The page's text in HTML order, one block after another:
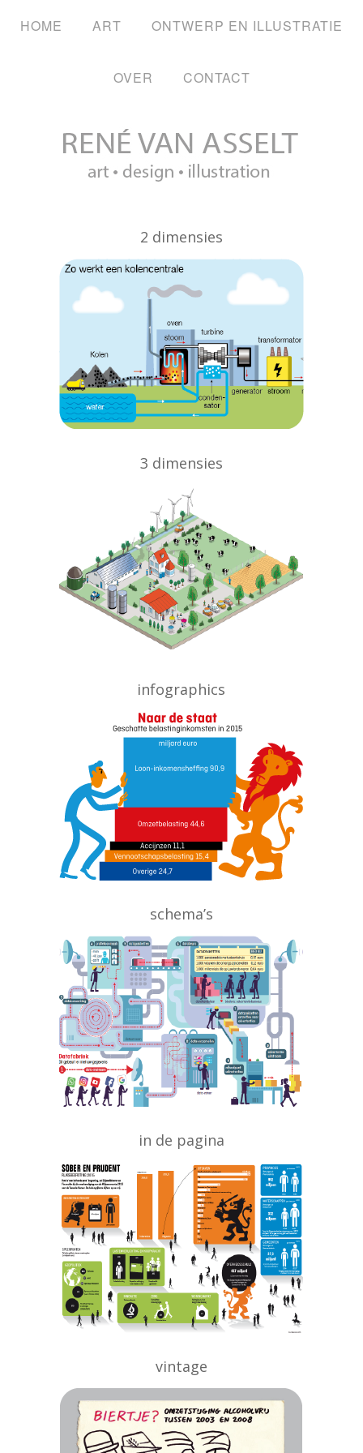
HOME ART ONTWERP EN ILLUSTRATIE
OVER CONTACT
2 dimensies
3 dimensies
infographics
schema’s
in de pagina
vintage